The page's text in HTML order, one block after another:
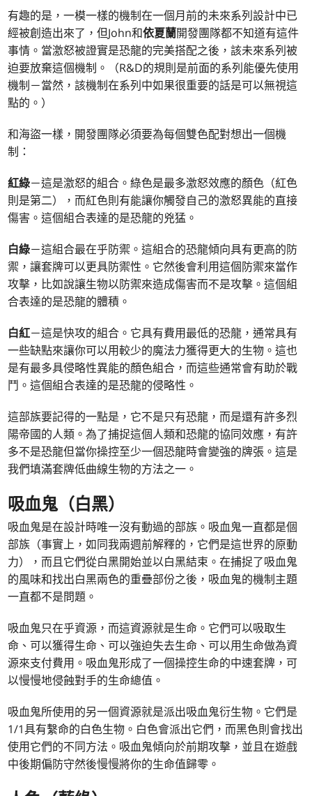
有趣的是，一模一樣的機制在一個月前的未來系列設計中已
經被創造出來了，但John和依夏蘭開發團隊都不知道有這件
事情。當激怒被證實是恐龍的完美搭配之後，該未來系列被
迫要放棄這個機制。（R&D的規則是前面的系列能優先使用
機制－當然，該機制在系列中如果很重要的話是可以無視這
點的。）
和海盜一樣，開發團隊必須要為每個雙色配對想出一個機
制：
紅綠－這是激怒的組合。綠色是最多激怒效應的顏色（紅色
則是第二），而紅色則有能讓你觸發自己的激怒異能的直接
傷害。這個組合表達的是恐龍的兇猛。
白綠－這組合最在乎防禦。這組合的恐龍傾向具有更高的防
禦，讓套牌可以更具防禦性。它然後會利用這個防禦來當作
攻擊，比如說讓生物以防禦來造成傷害而不是攻擊。這個組
合表達的是恐龍的體積。
白紅－這是快攻的組合。它具有費用最低的恐龍，通常具有
一些缺點來讓你可以用較少的魔法力獲得更大的生物。這也
是有最多具侵略性異能的顏色組合，而這些通常會有助於戰
鬥。這個組合表達的是恐龍的侵略性。
這部族要記得的一點是，它不是只有恐龍，而是還有許多烈
陽帝國的人類。為了捕捉這個人類和恐龍的協同效應，有許
多不是恐龍但當你操控至少一個恐龍時會變強的牌張。這是
我們填滿套牌低曲線生物的方法之一。
吸血鬼（白黑）
吸血鬼是在設計時唯一沒有動過的部族。吸血鬼一直都是個
部族（事實上，如同我兩週前解釋的，它們是這世界的原動
力），而且它們從白黑開始並以白黑結束。在捕捉了吸血鬼
的風味和找出白黑兩色的重疊部份之後，吸血鬼的機制主題
一直都不是問題。
吸血鬼只在乎資源，而這資源就是生命。它們可以吸取生
命、可以獲得生命、可以強迫失去生命、可以用生命做為資
源來支付費用。吸血鬼形成了一個操控生命的中速套牌，可
以慢慢地侵蝕對手的生命總值。
吸血鬼所使用的另一個資源就是派出吸血鬼衍生物。它們是
1/1具有繫命的白色生物。白色會派出它們，而黑色則會找出
使用它們的不同方法。吸血鬼傾向於前期攻擊，並且在遊戲
中後期偏防守然後慢慢將你的生命值歸零。